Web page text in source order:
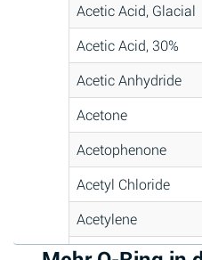
Acetic Acid, Glacial
Acetic Acid, 30%
Acetic Anhydride
Acetone
Acetophenone
Acetyl Chloride
Acetylene
Acrlylonitrile